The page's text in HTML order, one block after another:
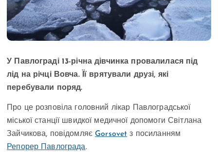
У Павлограді 13-річна дівчинка провалилася під
лід на річці Вовча. Її врятували друзі, які
перебували поряд.
Про це розповіла головний лікар Павлоградської
міської станції швидкої медичної допомоги Світлана
Зайчикова, повідомляє Gorsovet з посиланням
Репорер Павлограда.